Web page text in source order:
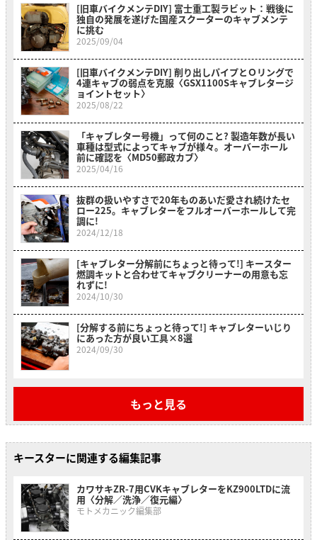
[旧車バイクメンテDIY] 富士重工製ラビット：戦後に
独自の発展を遂げた国産スクーターのキャブメンテ
に挑む
2025/09/04
[旧車バイクメンテDIY] 削り出しパイプとＯリングで
4連キャブの弱点を克服〈GSX1100Sキャブレタージ
ョイントセット〉
2025/08/22
「キャブレター号機」って何のこと? 製造年数が長い
車種は型式によってキャブが様々。オーバーホール
前に確認を〈MD50郵政カブ〉
2025/04/16
抜群の扱いやすさで20年ものあいだ愛され続けたセ
ロー225。キャブレターをフルオーバーホールして完
調に!
2024/12/18
[キャブレター分解前にちょっと待って!] キースター
燃調キットと合わせてキャブクリーナーの用意も忘
れずに!
2024/10/30
[分解する前にちょっと待って!] キャブレターいじり
にあった方が良い工具×8選
2024/09/30
もっと見る
キースターに関連する編集記事
カワサキZR-7用CVKキャブレターをKZ900LTDに流
用〈分解／洗浄／復元編〉
モトメカニック編集部